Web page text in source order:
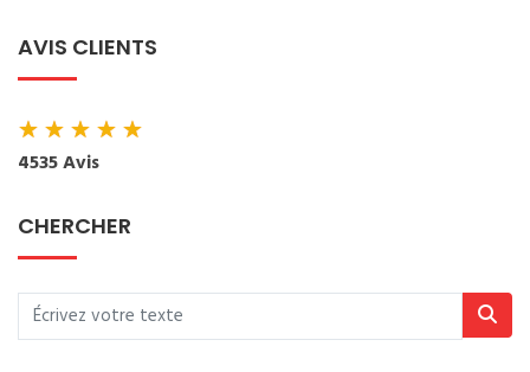
AVIS CLIENTS
★★★★★
4535 Avis
CHERCHER